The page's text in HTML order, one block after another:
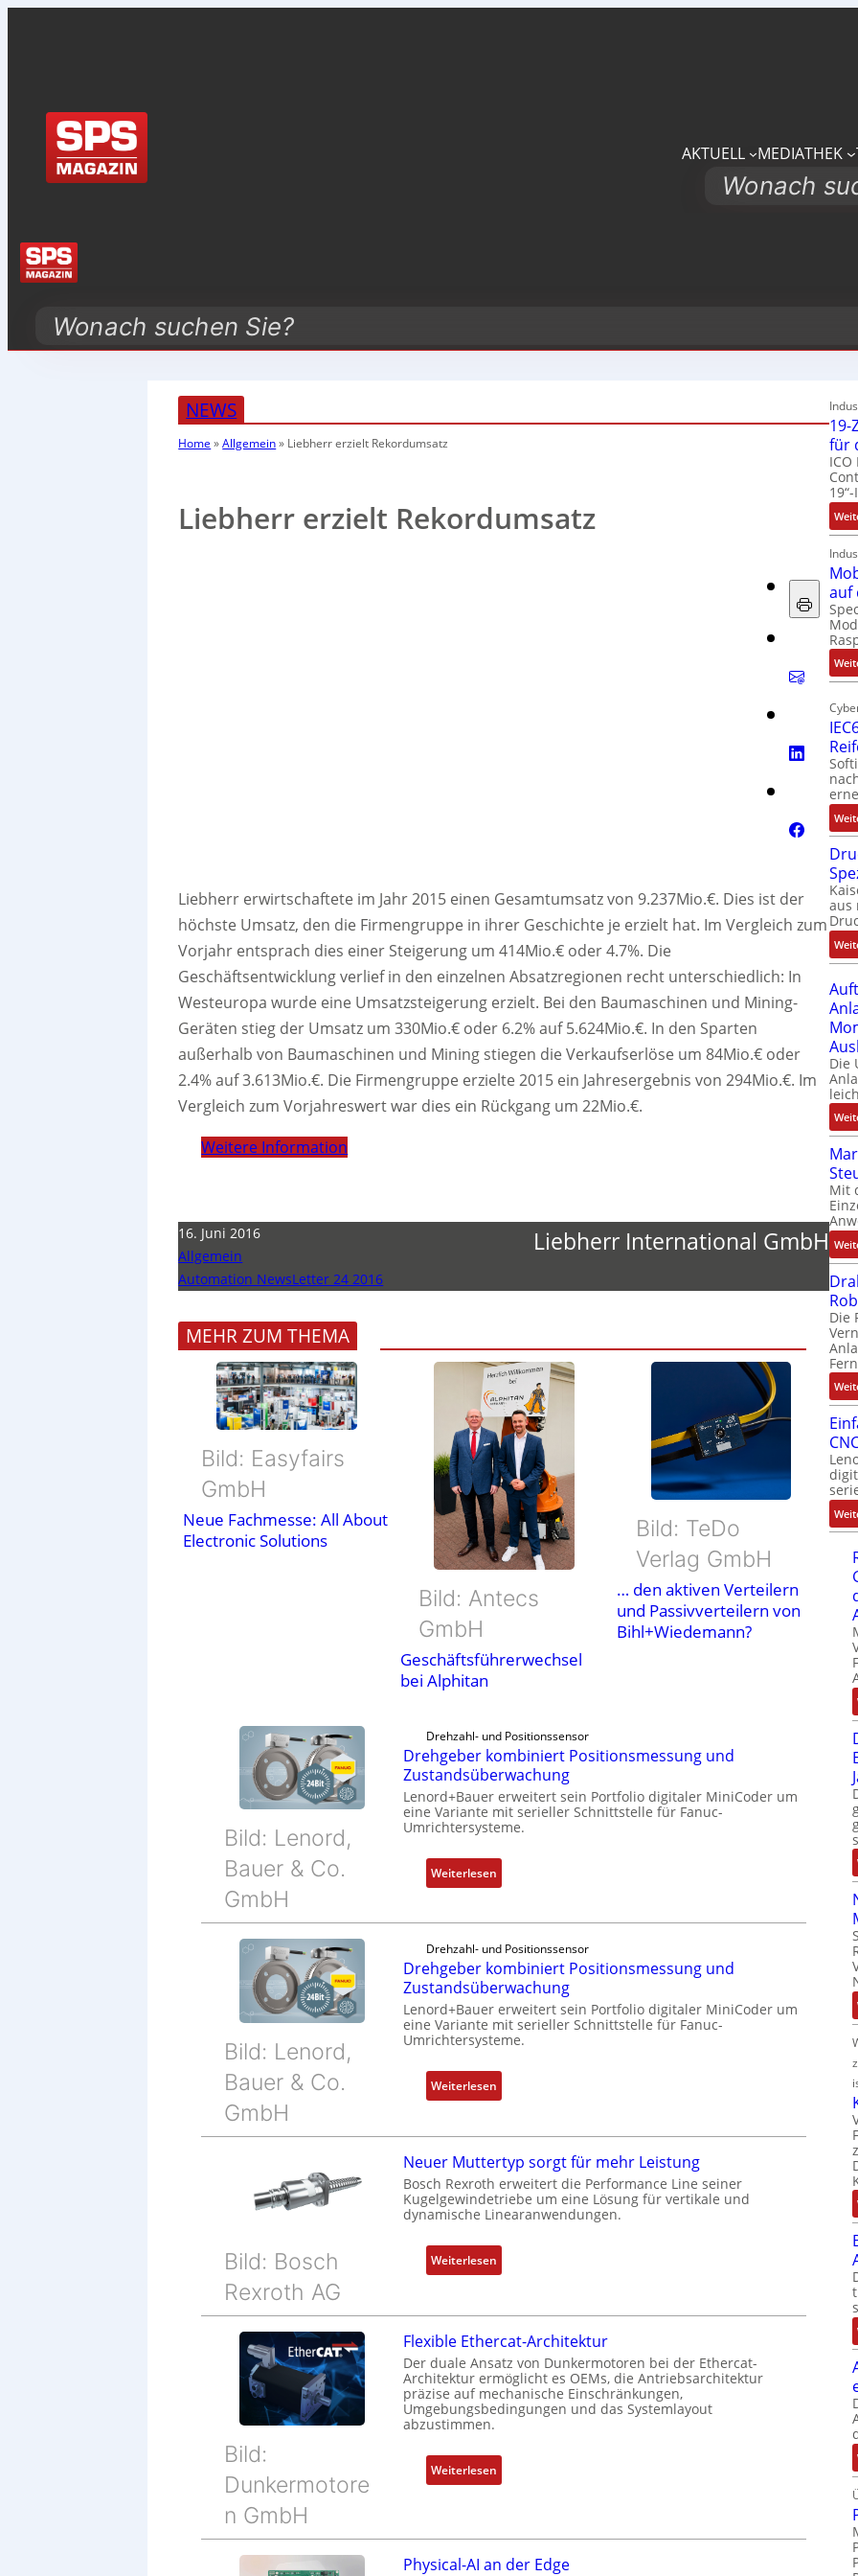
AKTUELL MEDIATHEK
Search
Search
NEWS
Home »Allgemein» Liebherr erzielt Rekordumsatz
Liebherr erzielt Rekordumsatz
Liebherr erwirtschaftete im Jahr 2015 einen Gesamtumsatz von 9.237Mio.€. Dies ist der
höchste Umsatz, den die Firmengruppe in ihrer Geschichte je erzielt hat. Im Vergleich zum
Vorjahr entsprach dies einer Steigerung um 414Mio.€ oder 4.7%. Die
Geschäftsentwicklung verlief in den einzelnen Absatzregionen recht unterschiedlich: In
Westeuropa wurde eine Umsatzsteigerung erzielt. Bei den Baumaschinen und Mining-
Geräten stieg der Umsatz um 330Mio.€ oder 6.2% auf 5.624Mio.€. In den Sparten
außerhalb von Baumaschinen und Mining stiegen die Verkaufserlöse um 84Mio.€ oder
2.4% auf 3.613Mio.€. Die Firmengruppe erzielte 2015 ein Jahresergebnis von 294Mio.€. Im
Vergleich zum Vorjahreswert war dies ein Rückgang um 22Mio.€.
Weitere Information
16. Juni 2016
Allgemein
Automation NewsLetter 24 2016
Liebherr International GmbH
MEHR ZUM THEMA
Bild: Easyfairs
GmbH
Neue Fachmesse: All About
Electronic Solutions
Bild: Antecs
GmbH
Geschäftsführerwechsel
bei Alphitan
Bild: TeDo
Verlag GmbH
… den aktiven Verteilern
und Passivverteilern von
Bihl+Wiedemann?
Bild: Lenord,
Bauer & Co.
GmbH
Drehzahl- und Positionssensor
Drehgeber kombiniert Positionsmessung und
Zustandsüberwachung
Lenord+Bauer erweitert sein Portfolio digitaler MiniCoder um
eine Variante mit serieller Schnittstelle für Fanuc-
Umrichtersysteme.
Weiterlesen:
D
h
g
e
b
e
k
o
b
i
e
P
s
i
i
o
n
m
e
u
Bild: Lenord,
Bauer & Co.
GmbH
Drehzahl- und Positionssensor
Drehgeber kombiniert Positionsmessung und
Zustandsüberwachung
Lenord+Bauer erweitert sein Portfolio digitaler MiniCoder um
eine Variante mit serieller Schnittstelle für Fanuc-
Umrichtersysteme.
Weiterlesen:
D
h
g
e
e
r
b
i
n
i
t
P
t
Bild: Bosch
Rexroth AG
Neuer Muttertyp sorgt für mehr Leistung
Bosch Rexroth erweitert die Performance Line seiner
Kugelgewindetriebe um eine Lösung für vertikale und
dynamische Linearanwendungen.
Weiterlesen:
N
u
e
r
M
u
e
r
p
s
Bild:
Dunkermotore
n GmbH
Flexible Ethercat-Architektur
Der duale Ansatz von Dunkermotoren bei der Ethercat-
Architektur ermöglicht es OEMs, die Antriebsarchitektur
präzise auf mechanische Einschränkungen,
Umgebungsbedingungen und das Systemlayout
abzustimmen.
Weiterlesen:
F
Physical-AI an der Edge
19-
für
auf
aus
Die
Mit
Die